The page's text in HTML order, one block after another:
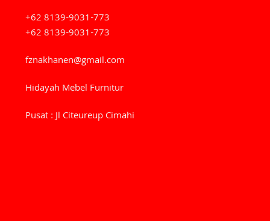
+62 8139-9031-773
+62 8139-9031-773
fznakhanen@gmail.com
Hidayah Mebel Furnitur
Pusat : Jl Citeureup Cimahi